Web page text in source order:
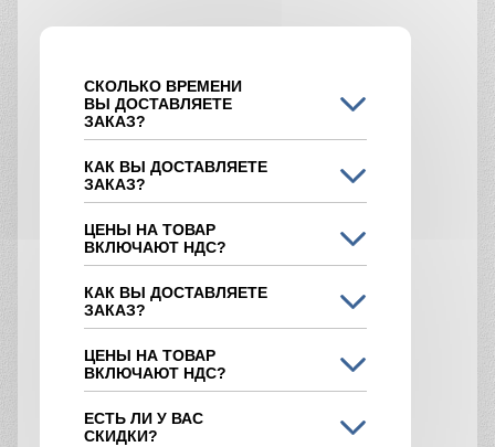
СКОЛЬКО ВРЕМЕНИ
ВЫ ДОСТАВЛЯЕТЕ
ЗАКАЗ?
КАК ВЫ ДОСТАВЛЯЕТЕ
ЗАКАЗ?
ЦЕНЫ НА ТОВАР
ВКЛЮЧАЮТ НДС?
КАК ВЫ ДОСТАВЛЯЕТЕ
ЗАКАЗ?
ЦЕНЫ НА ТОВАР
ВКЛЮЧАЮТ НДС?
ЕСТЬ ЛИ У ВАС
СКИДКИ?